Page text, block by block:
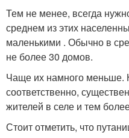
Тем не менее, всегда
среднем из этих
маленькими . Обычно в
не более 30 домов.
Чаще их намного меньше.
соответственно,
жителей в селе и тем
Стоит отметить, что